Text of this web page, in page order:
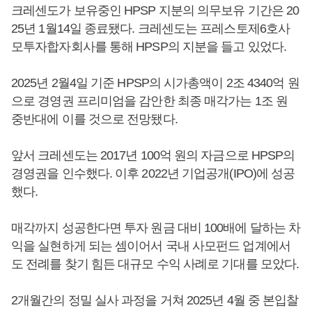
크레센도가 보유중인 HPSP 지분의 의무보유 기간은 20
25년 1월14일 종료됐다. 크레센도는 프레스토제6호사
모투자합자회사를 통해 HPSP의 지분을 들고 있었다.
2025년 2월4일 기준 HPSP의 시가총액이 2조 4340억 원
으로 경영권 프리미엄을 감안한 최종 매각가는 1조 원
중반대에 이를 것으로 전망됐다.
앞서 크레센도는 2017년 100억 원의 자금으로 HPSP의
경영권을 인수했다. 이후 2022년 기업공개(IPO)에 성공
했다.
매각까지 성공한다면 투자 원금 대비 100배에 달하는 차
익을 실현하게 되는 셈이어서 국내 사모펀드 업계에서
도 전례를 찾기 힘든 대규모 수익 사례로 기대를 모았다.
2개월간의 정밀 실사 과정을 거쳐 2025년 4월 중 본입찰